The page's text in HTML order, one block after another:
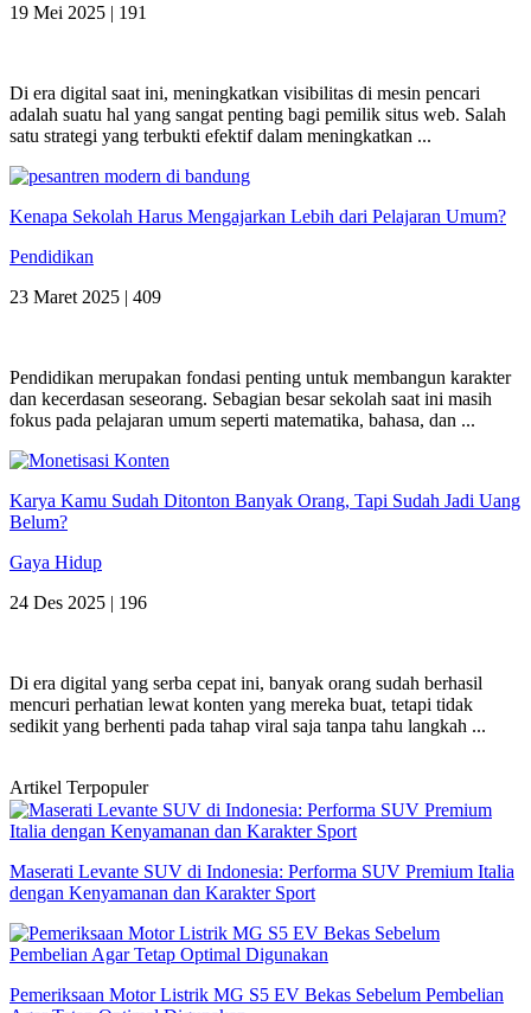
19 Mei 2025 | 191
Di era digital saat ini, meningkatkan visibilitas di mesin pencari
adalah suatu hal yang sangat penting bagi pemilik situs web. Salah
satu strategi yang terbukti efektif dalam meningkatkan ...
Kenapa Sekolah Harus Mengajarkan Lebih dari Pelajaran Umum?
Pendidikan
23 Maret 2025 | 409
Pendidikan merupakan fondasi penting untuk membangun karakter
dan kecerdasan seseorang. Sebagian besar sekolah saat ini masih
fokus pada pelajaran umum seperti matematika, bahasa, dan ...
Karya Kamu Sudah Ditonton Banyak Orang, Tapi Sudah Jadi Uang
Belum?
Gaya Hidup
24 Des 2025 | 196
Di era digital yang serba cepat ini, banyak orang sudah berhasil
mencuri perhatian lewat konten yang mereka buat, tetapi tidak
sedikit yang berhenti pada tahap viral saja tanpa tahu langkah ...
Artikel Terpopuler
Maserati Levante SUV di Indonesia: Performa SUV Premium Italia
dengan Kenyamanan dan Karakter Sport
Pemeriksaan Motor Listrik MG S5 EV Bekas Sebelum Pembelian